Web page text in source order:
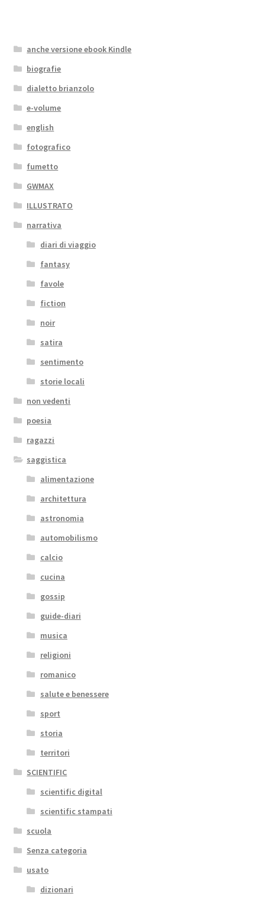
anche versione ebook Kindle
biografie
dialetto brianzolo
e-volume
english
fotografico
fumetto
GWMAX
ILLUSTRATO
narrativa
diari di viaggio
fantasy
favole
fiction
noir
satira
sentimento
storie locali
non vedenti
poesia
ragazzi
saggistica
alimentazione
architettura
astronomia
automobilismo
calcio
cucina
gossip
guide-diari
musica
religioni
romanico
salute e benessere
sport
storia
territori
SCIENTIFIC
scientific digital
scientific stampati
scuola
Senza categoria
usato
dizionari